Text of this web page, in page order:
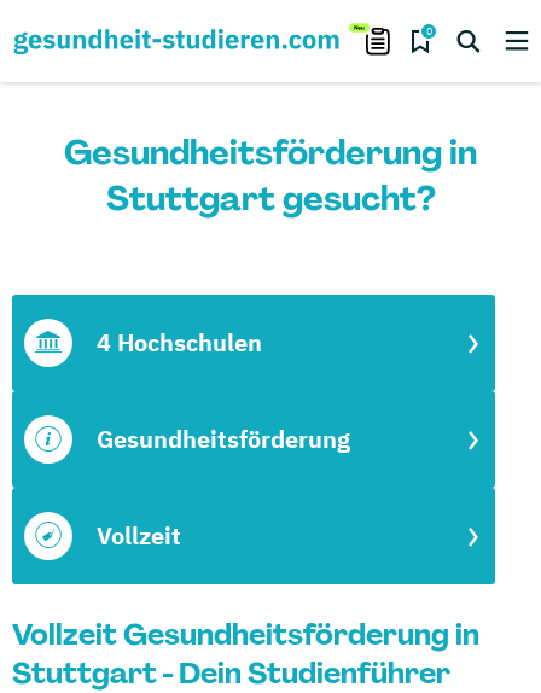
0
Gesundheitsförderung in
Stuttgart gesucht?
Vollzeit
Gesundheitsförderung
4 Hochschulen
Vollzeit Gesundheitsförderung in
Stuttgart - Dein Studienführer